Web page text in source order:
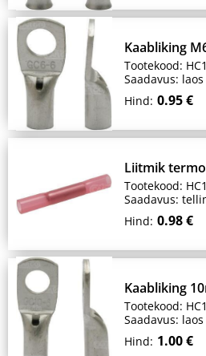
Kaabliking
Tootekood:
Saadavus: laos
Hind: 0.95 €
Liitmik
Tootekood:
Saadavus:
Hind: 0.98 €
Kaabliking
Tootekood:
Saadavus: laos
Hind: 1.00 €